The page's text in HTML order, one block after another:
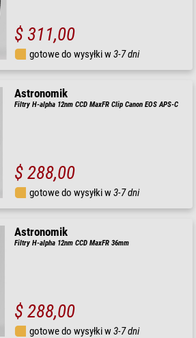
$ 311,00
gotowe do wysyłki w3-7 dni
Astronomik
Filtry H-alpha 12nm CCD MaxFR Clip Canon EOS APS-C
$ 288,00
gotowe do wysyłki w3-7 dni
Astronomik
Filtry H-alpha 12nm CCD MaxFR 36mm
$ 288,00
gotowe do wysyłki w3-7 dni